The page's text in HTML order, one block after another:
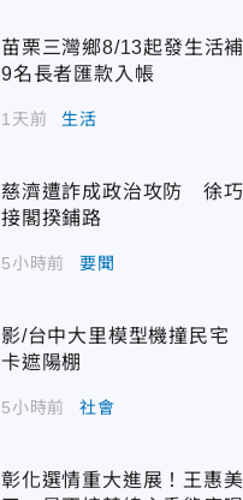
苗栗三灣鄉8/13起發生活
9名長者匯款入帳
1天前 生活
慈濟遭詐成政治攻防 徐
接閣揆鋪路
5小時前 要聞
影/台中大里模型機撞民
卡遮陽棚
5小時前 社會
彰化選情重大進展！王惠